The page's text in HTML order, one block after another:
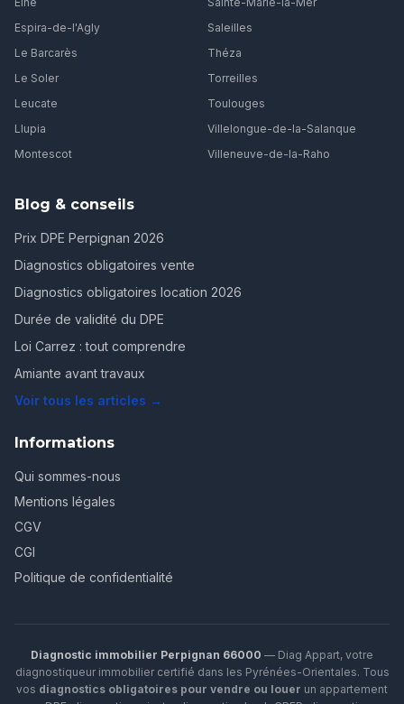
Espira-de-l'Agly
Le Barcarès
Le Soler
Leucate
Llupia
Montescot
Saleilles
Théza
Torreilles
Toulouges
Villelongue-de-la-Salanque
Villeneuve-de-la-Raho
Blog & conseils
Prix DPE Perpignan 2026
Diagnostics obligatoires vente
Diagnostics obligatoires location 2026
Durée de validité du DPE
Loi Carrez : tout comprendre
Amiante avant travaux
Voir tous les articles →
Informations
Qui sommes-nous
Mentions légales
CGV
CGI
Politique de confidentialité
Diagnostic immobilier Perpignan 66000 — Diag Appart, votre
diagnostiqueur immobilier certifié dans les Pyrénées-Orientales. Tous
vos diagnostics obligatoires pour vendre ou louer un appartement